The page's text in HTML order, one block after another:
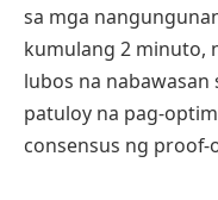
sa mga
kumulang 2 minuto,
lubos na nabawasan
patuloy na pag-
consensus ng proof-